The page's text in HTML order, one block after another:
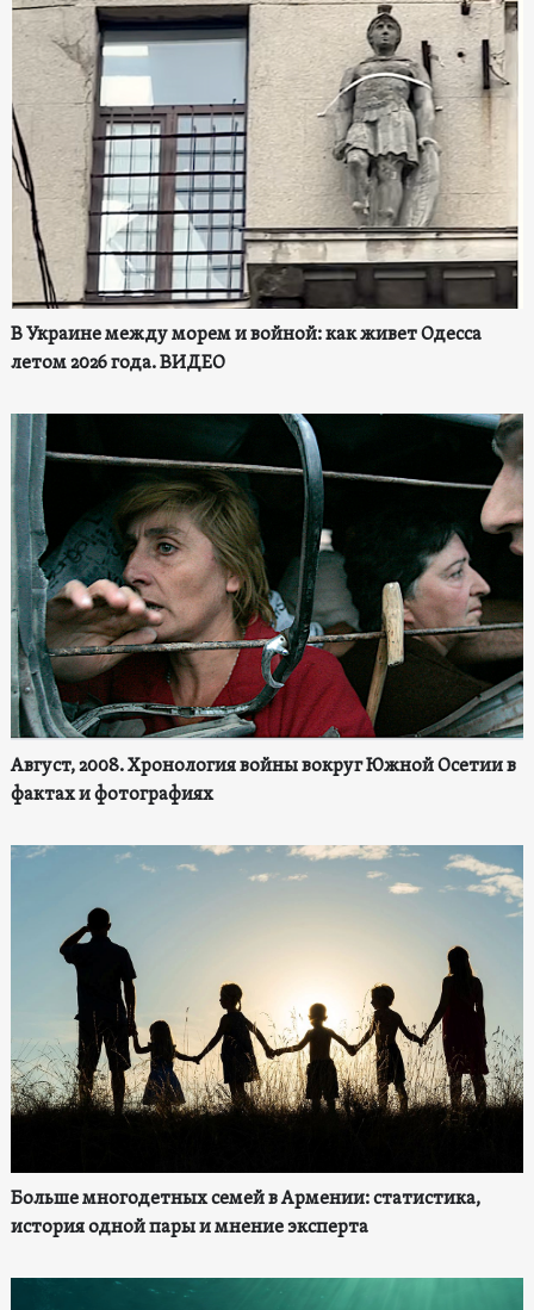
В Украине между морем и войной: как живет Одесса
летом 2026 года. ВИДЕО
Август, 2008. Хронология войны вокруг Южной Осетии в
фактах и фотографиях
Больше многодетных семей в Армении: статистика,
история одной пары и мнение эксперта